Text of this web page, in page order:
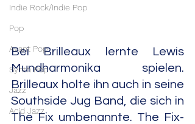
Indie Rock/Indie Pop
Pop
Avant Pop
Synth Pop
Jazz
Acid Jazz
Bei Brilleaux lernte Lewis
Mundharmonika spielen.
Brilleaux holte ihn auch in seine
Southside Jug Band, die sich in
The Fix umbenannte. The Fix-